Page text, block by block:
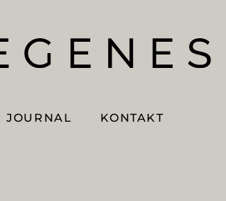
JOURNAL KONTAKT